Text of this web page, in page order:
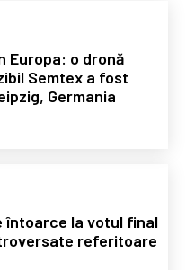
Europa: o dronă
Semtex a fost
Germania
întoarce la votul final
referitoare